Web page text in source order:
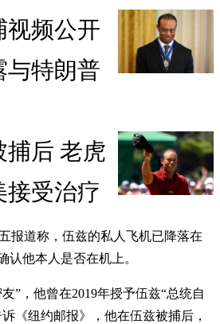
视频公开
与特朗普
捕后 老虎
接受治疗
报道称，伍兹的私人飞机已降落在
认他本人是否在机上。
”，他曾在2019年授予伍兹“总统自
《纽约邮报》，他在伍兹被捕后，